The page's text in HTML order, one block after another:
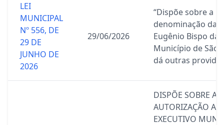
LEI
MUNICIPAL
Nº 556, DE
29 DE
JUNHO DE
2026
29/06/2026
“Dispõe sobre a
denominação da
Eugênio Bispo da
Município de São
dá outras
DISPÕE SOBRE A
AUTORIZAÇÃO
EXECUTIVO